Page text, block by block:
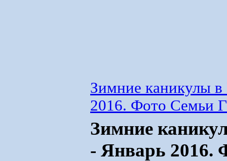
Зимние каникулы
2016. Фото Семьи
Зимние
- Январь 2016.